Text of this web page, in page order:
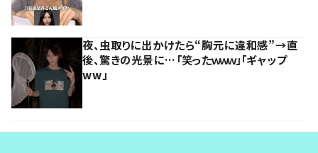
夜、虫取りに出かけたら“胸元に違和感”→直
後、驚きの光景に…「笑ったｗｗｗ」「ギャップ
ww」